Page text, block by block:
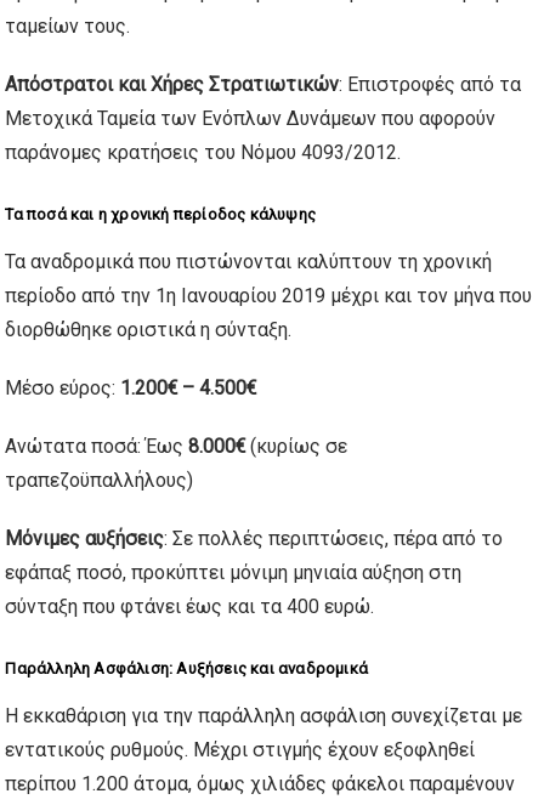
ταμείων τους.
Απόστρατοι και Χήρες Στρατιωτικών: Επιστροφές από τα
Μετοχικά Ταμεία των Ενόπλων Δυνάμεων που αφορούν
παράνομες κρατήσεις του Νόμου 4093/2012.
Τα ποσά και η χρονική περίοδος κάλυψης
Τα αναδρομικά που πιστώνονται καλύπτουν τη χρονική
περίοδο από την 1η Ιανουαρίου 2019 μέχρι και τον μήνα που
διορθώθηκε οριστικά η σύνταξη.
Μέσο εύρος: 1.200€ – 4.500€
Ανώτατα ποσά: Έως 8.000€(κυρίως σε
τραπεζοϋπαλλήλους)
Μόνιμες αυξήσεις: Σε πολλές περιπτώσεις, πέρα από το
εφάπαξ ποσό, προκύπτει μόνιμη μηνιαία αύξηση στη
σύνταξη που φτάνει έως και τα 400 ευρώ.
Παράλληλη Ασφάλιση: Αυξήσεις και αναδρομικά
Η εκκαθάριση για την παράλληλη ασφάλιση συνεχίζεται με
εντατικούς ρυθμούς. Μέχρι στιγμής έχουν εξοφληθεί
περίπου 1.200 άτομα, όμως χιλιάδες φάκελοι παραμένουν